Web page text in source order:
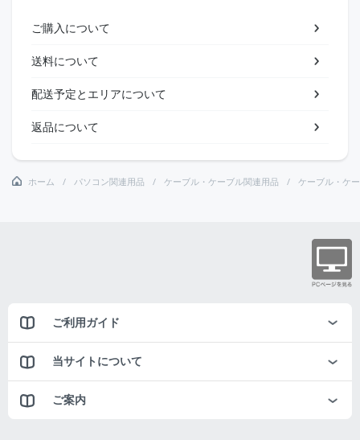
ご購入について
送料について
配送予定とエリアについて
返品について
ホーム パソコン関連用品 ケーブル・ケーブル関連用品 ケーブル・ケ
ご利用ガイド
当サイトについて
ご案内